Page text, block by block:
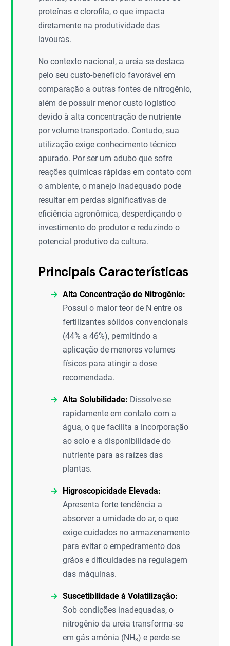
proteínas e clorofila, o que impacta
diretamente na produtividade das
lavouras.
No contexto nacional, a ureia se destaca
pelo seu custo-benefício favorável em
comparação a outras fontes de nitrogênio,
além de possuir menor custo logístico
devido à alta concentração de nutriente
por volume transportado. Contudo, sua
utilização exige conhecimento técnico
apurado. Por ser um adubo que sofre
reações químicas rápidas em contato com
o ambiente, o manejo inadequado pode
resultar em perdas significativas de
eficiência agronômica, desperdiçando o
investimento do produtor e reduzindo o
potencial produtivo da cultura.
Principais Características
Alta Concentração de Nitrogênio:
Possui o maior teor de N entre os
fertilizantes sólidos convencionais
(44% a 46%), permitindo a
aplicação de menores volumes
físicos para atingir a dose
recomendada.
Alta Solubilidade: Dissolve-se
rapidamente em contato com a
água, o que facilita a incorporação
ao solo e a disponibilidade do
nutriente para as raízes das
plantas.
Higroscopicidade Elevada:
Apresenta forte tendência a
absorver a umidade do ar, o que
exige cuidados no armazenamento
para evitar o empedramento dos
grãos e dificuldades na regulagem
das máquinas.
Suscetibilidade à Volatilização:
Sob condições inadequadas, o
nitrogênio da ureia transforma-se
em gás amônia (NH₃) e perde-se